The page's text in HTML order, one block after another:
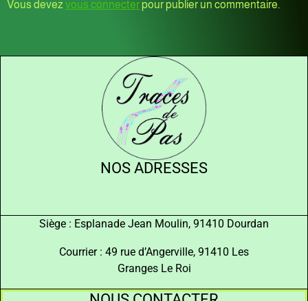
Vous devez vous connecterpour publier un commentaire.
NOS ADRESSES
Siège : Esplanade Jean Moulin, 91410 Dourdan
Courrier : 49 rue d’Angerville, 91410 Les
Granges Le Roi